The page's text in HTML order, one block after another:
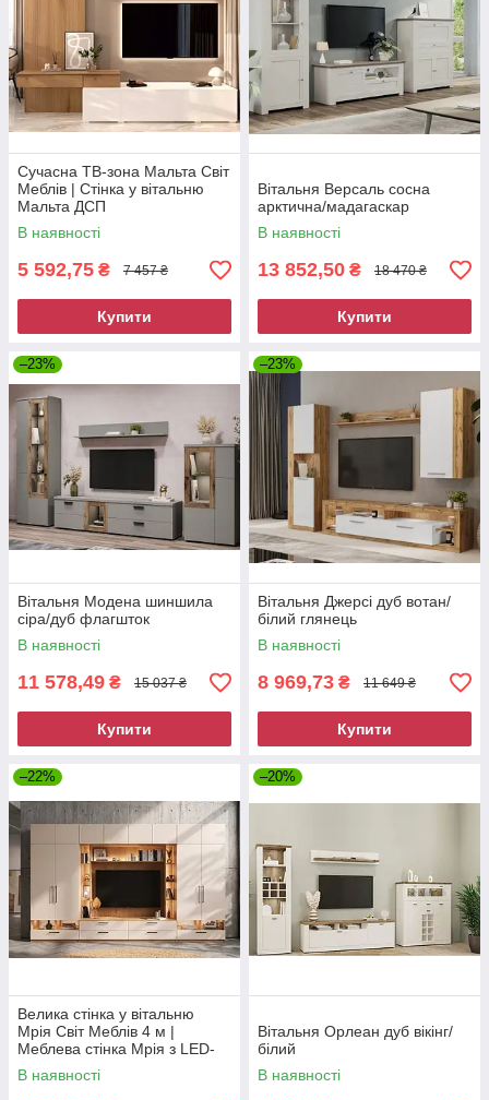
Сучасна ТВ-зона Мальта Світ
Меблів | Стінка у вітальню
Мальта ДСП
В наявності
5 592,75 ₴ 7 457 ₴
Купити
Вітальня Версаль сосна
арктична/мадагаскар
В наявності
13 852,50 ₴ 18 470 ₴
Купити
–23%
Вітальня Модена шиншила
сіра/дуб флагшток
В наявності
11 578,49 ₴ 15 037 ₴
Купити
–23%
Вітальня Джерсі дуб вотан/
білий глянець
В наявності
8 969,73 ₴ 11 649 ₴
Купити
–22%
Велика стінка у вітальню
Мрія Світ Меблів 4 м |
Меблева стінка Мрія з LED-
підсвіткою
В наявності
–20%
Вітальня Орлеан дуб вікінг/
білий
В наявності